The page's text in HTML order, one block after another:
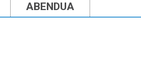
ABENDUA